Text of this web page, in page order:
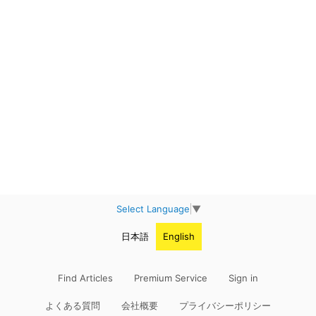
Select Language ▼
日本語 English
Find Articles Premium Service Sign in
よくある質問 会社概要 プライバシーポリシー